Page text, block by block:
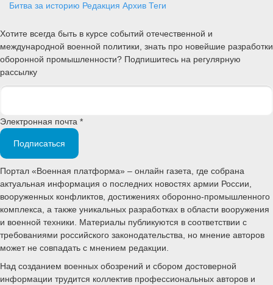
Битва за историю Редакция Архив Теги
Хотите всегда быть в курсе событий отечественной и
международной военной политики, знать про новейшие разработки
оборонной промышленности? Подпишитесь на регулярную
рассылку
Электронная почта *
Подписаться
Портал «Военная платформа» – онлайн газета, где собрана
актуальная информация о последних новостях армии России,
вооруженных конфликтов, достижениях оборонно-промышленного
комплекса, а также уникальных разработках в области вооружения
и военной техники. Материалы публикуются в соответствии с
требованиями российского законодательства, но мнение авторов
может не совпадать с мнением редакции.
Над созданием военных обозрений и сбором достоверной
информации трудится коллектив профессиональных авторов и